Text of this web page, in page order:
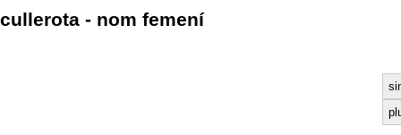
cullerota - nom femení